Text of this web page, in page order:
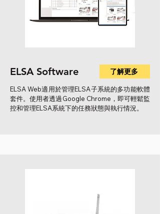
了解更多
ELSA Software
ELSA Web適用於管理ELSA子系統的多功能軟體
套件。使用者透過Google Chrome，即可輕鬆監
控和管理ELSA系統下的任務狀態與執行情況。